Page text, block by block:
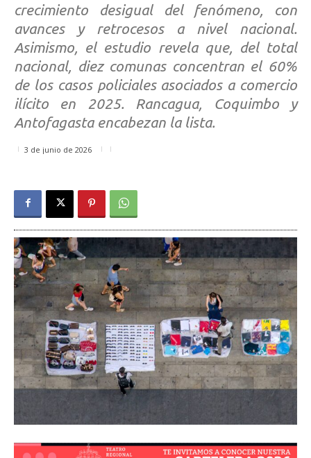
crecimiento desigual del fenómeno, con
avances y retrocesos a nivel nacional.
Asimismo, el estudio revela que, del total
nacional, diez comunas concentran el 60%
de los casos policiales asociados a comercio
ilícito en 2025. Rancagua, Coquimbo y
Antofagasta encabezan la lista.
3 de junio de 2026